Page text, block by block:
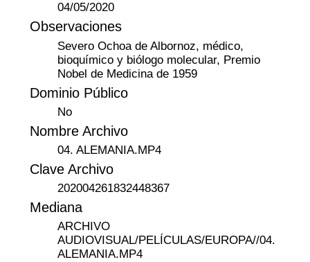
04/05/2020
Observaciones
Severo Ochoa de Albornoz, médico,
bioquímico y biólogo molecular, Premio
Nobel de Medicina de 1959
Dominio Público
No
Nombre Archivo
04. ALEMANIA.MP4
Clave Archivo
202004261832448367
Mediana
ARCHIVO
AUDIOVISUAL/PELÍCULAS/EUROPA//04.
ALEMANIA.MP4